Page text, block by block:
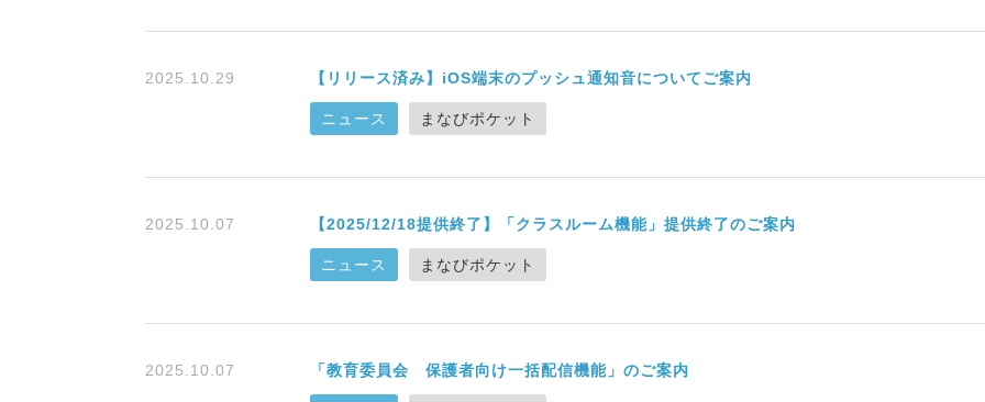
2025.10.29 【リリース済み】iOS端末のプッシュ通知音についてご案内
ニュース まなびポケット
2025.10.07 【2025/12/18提供終了】「クラスルーム機能」提供終了のご案内
ニュース まなびポケット
2025.10.07 「教育委員会 保護者向け一括配信機能」のご案内